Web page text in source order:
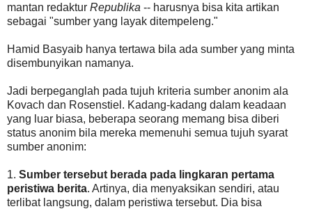
mantan redaktur Republika -- harusnya bisa kita artikan
sebagai "sumber yang layak ditempeleng."
Hamid Basyaib hanya tertawa bila ada sumber yang minta
disembunyikan namanya.
Jadi berpeganglah pada tujuh kriteria sumber anonim ala
Kovach dan Rosenstiel. Kadang-kadang dalam keadaan
yang luar biasa, beberapa seorang memang bisa diberi
status anonim bila mereka memenuhi semua tujuh syarat
sumber anonim:
1. Sumber tersebut berada pada lingkaran pertama
peristiwa berita. Artinya, dia menyaksikan sendiri, atau
terlibat langsung, dalam peristiwa tersebut. Dia bisa